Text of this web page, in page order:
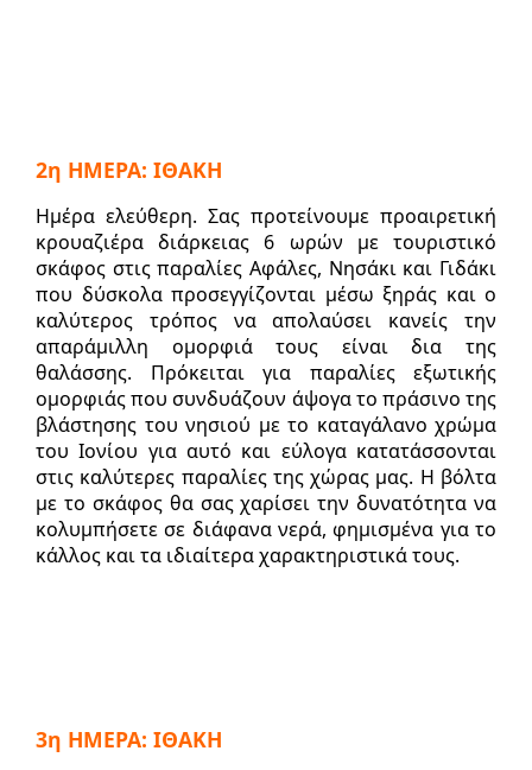
2η ΗΜΕΡΑ: ΙΘΑΚΗ
Ημέρα ελεύθερη. Σας προτείνουμε προαιρετική
κρουαζιέρα διάρκειας 6 ωρών με τουριστικό
σκάφος στις παραλίες Αφάλες, Νησάκι και Γιδάκι
που δύσκολα προσεγγίζονται μέσω ξηράς και ο
καλύτερος τρόπος να απολαύσει κανείς την
απαράμιλλη ομορφιά τους είναι δια της
θαλάσσης. Πρόκειται για παραλίες εξωτικής
ομορφιάς που συνδυάζουν άψογα το πράσινο της
βλάστησης του νησιού με το καταγάλανο χρώμα
του Ιονίου για αυτό και εύλογα κατατάσσονται
στις καλύτερες παραλίες της χώρας μας. Η βόλτα
με το σκάφος θα σας χαρίσει την δυνατότητα να
κολυμπήσετε σε διάφανα νερά, φημισμένα για το
κάλλος και τα ιδιαίτερα χαρακτηριστικά τους.
3η ΗΜΕΡΑ: ΙΘΑΚΗ